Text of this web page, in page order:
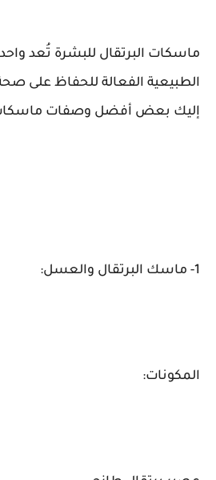
ماسكات البرتقال للبشرة تُعد
الطبيعية الفعالة للحفاظ على
إليك بعض أفضل وصفات ماسكات
1- ماسك البرتقال والعسل:
المكونات: